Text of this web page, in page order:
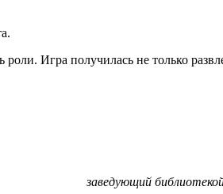
Игра получилась не только
заведующий